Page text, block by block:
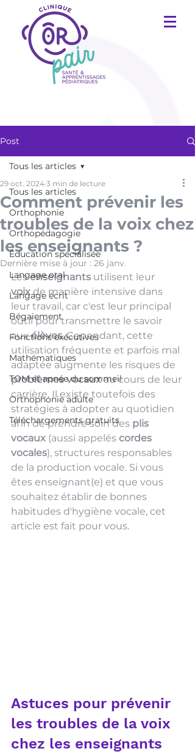
Post
Tous les articles
Orthophonie
Orthopédagogie
Éducation spécialisée
Langage oral
Langage écrit
Bégaiement
Fonctions exécutives
Mathématiques
TOM et apnée du sommeil
Orthophonie adulte
Téléchargements gratuits
Tous les articles
Comment prévenir les
troubles de la voix chez
les enseignants ?
29 oct. 2024 3 min de lecture
Dernière mise à jour : 26 janv.
Les enseignants utilisent leur
voix de manière intensive dans
leur travail, car c'est leur principal
outil pour transmettre le savoir
aux élèves. Cependant, cette
utilisation fréquente et parfois mal
adaptée augmente les risques de
problèmes vocaux au cours de leur
carrière. Il existe toutefois des
stratégies à adopter au quotidien
afin de prendre soin des plis
vocaux (aussi appelés cordes
vocales), structures responsables
de la production vocale. Si vous
êtes enseignant(e) et que vous
souhaitez établir de bonnes
habitudes d'hygiène vocale, cet
article est fait pour vous.
Astuces pour prévenir
les troubles de la voix
chez les enseignants